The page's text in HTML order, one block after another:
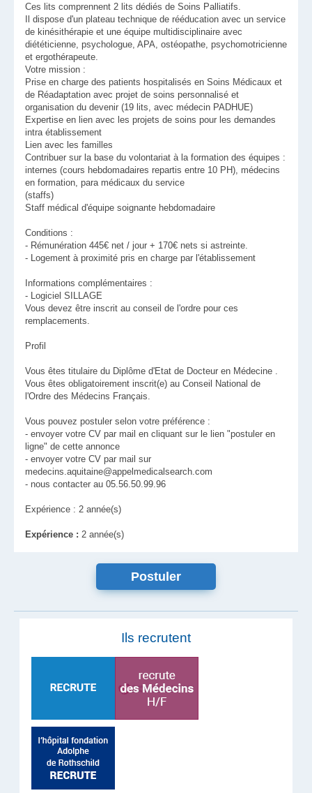
Ces lits comprennent 2 lits dédiés de Soins Palliatifs.
Il dispose d'un plateau technique de rééducation avec un service
de kinésithérapie et une équipe multidisciplinaire avec
diététicienne, psychologue, APA, ostéopathe, psychomotricienne
et ergothérapeute.
Votre mission :
Prise en charge des patients hospitalisés en Soins Médicaux et
de Réadaptation avec projet de soins personnalisé et
organisation du devenir (19 lits, avec médecin PADHUE)
Expertise en lien avec les projets de soins pour les demandes
intra établissement
Lien avec les familles
Contribuer sur la base du volontariat à la formation des équipes :
internes (cours hebdomadaires repartis entre 10 PH), médecins
en formation, para médicaux du service
(staffs)
Staff médical d'équipe soignante hebdomadaire
Conditions :
- Rémunération 445€ net / jour + 170€ nets si astreinte.
- Logement à proximité pris en charge par l'établissement
Informations complémentaires :
- Logiciel SILLAGE
Vous devez être inscrit au conseil de l'ordre pour ces
remplacements.
Profil
Vous êtes titulaire du Diplôme d'Etat de Docteur en Médecine .
Vous êtes obligatoirement inscrit(e) au Conseil National de
l'Ordre des Médecins Français.
Vous pouvez postuler selon votre préférence :
- envoyer votre CV par mail en cliquant sur le lien "postuler en
ligne" de cette annonce
- envoyer votre CV par mail sur
medecins.aquitaine@appelmedicalsearch.com
- nous contacter au 05.56.50.99.96
Expérience : 2 année(s)
Expérience : 2 année(s)
Ils recrutent